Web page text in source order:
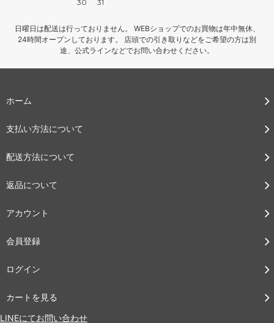
30
31
日曜日は配送は行っておりません。 WEBショップでのお買物は年中無休、
24時間オープンしております。 店頭での引き取りなどをご希望の方は別
途、公式ラインなどでお問い合わせください。
ホーム
支払い方法について
配送方法について
返品について
アカウント
会員登録
ログイン
カートを見る
LINEにてお問い合わせ